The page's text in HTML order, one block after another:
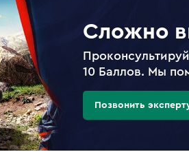
Сложно
10 Баллов. Мы
Позвонить